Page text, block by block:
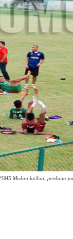
Medan latihan perdana